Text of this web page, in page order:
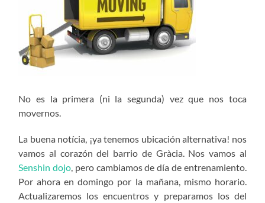
No es la primera (ni la segunda) vez que nos toca
movernos.
La buena notícia, ¡ya tenemos ubicación alternativa! nos
vamos al corazón del barrio de Gràcia. Nos vamos al
Senshin dojo , pero cambiamos de día de entrenamiento.
Por ahora en domingo por la mañana, mismo horario.
Actualizaremos los encuentros y preparamos los del